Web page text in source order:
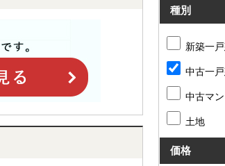
種別
新築一
中古一
中古マ
土地
価格